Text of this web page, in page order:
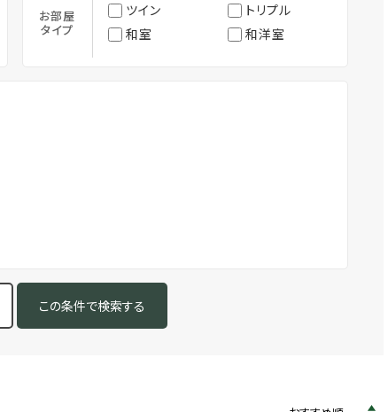
お部屋
タイプ
ツイン
トリプル
和室
和洋室